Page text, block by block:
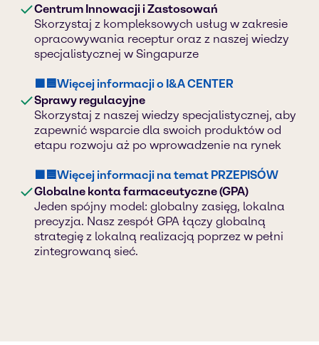
Centrum Innowacji i Zastosowań
Skorzystaj z kompleksowych usług w zakresie
opracowywania receptur oraz z naszej wiedzy
specjalistycznej w Singapurze
🟪🟦Więcej informacji o I&A CENTER
Sprawy regulacyjne
Skorzystaj z naszej wiedzy specjalistycznej, aby
zapewnić wsparcie dla swoich produktów od
etapu rozwoju aż po wprowadzenie na rynek
🟪🟦Więcej informacji na temat PRZEPISÓW
Globalne konta farmaceutyczne (GPA)
Jeden spójny model: globalny zasięg, lokalna
precyzja. Nasz zespół GPA łączy globalną
strategię z lokalną realizacją poprzez w pełni
zintegrowaną sieć.